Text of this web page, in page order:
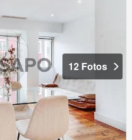
12 Fotos